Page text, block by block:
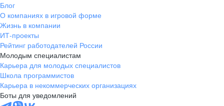
Блог
О компаниях в игровой форме
Жизнь в компании
ИТ-проекты
Рейтинг работодателей России
Молодым специалистам
Карьера для молодых специалистов
Школа программистов
Карьера в некоммерческих организациях
Боты для уведомлений